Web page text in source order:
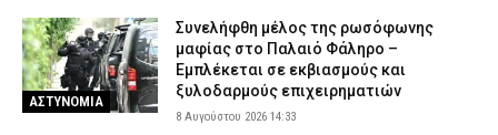
ΑΣΤΥΝΟΜΙΑ
Συνελήφθη μέλος της ρωσόφωνης
μαφίας στο Παλαιό Φάληρο –
Εμπλέκεται σε εκβιασμούς και
ξυλοδαρμούς επιχειρηματιών
8 Αυγούστου 2026 14:33